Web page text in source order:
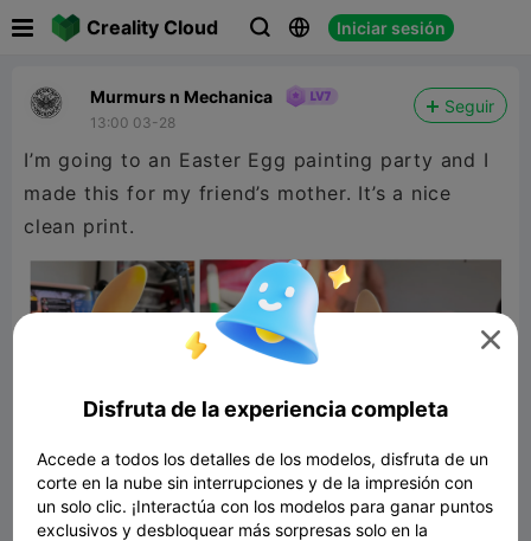
Creality Cloud   Iniciar sesión
Murmurs n Mechanica
13:00 03-28
Seguir
I’m going to an Easter Egg painting party and I
made this for my friend’s mother. It’s a nice
clean print.

Disfruta de la experiencia completa
Accede a todos los detalles de los modelos, disfruta de un
corte en la nube sin interrupciones y de la impresión con
un solo clic. ¡Interactúa con los modelos para ganar puntos
exclusivos y desbloquear más sorpresas solo en la